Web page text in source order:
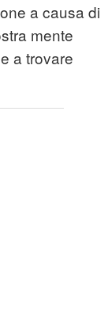
a causa di
mente
a trovare